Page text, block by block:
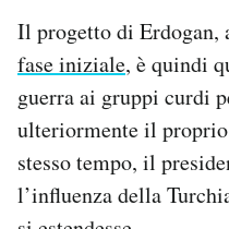
Il progetto di Erdogan,
fase iniziale, è quindi
guerra ai gruppi curdi
ulteriormente il
stesso tempo, il
l’influenza della